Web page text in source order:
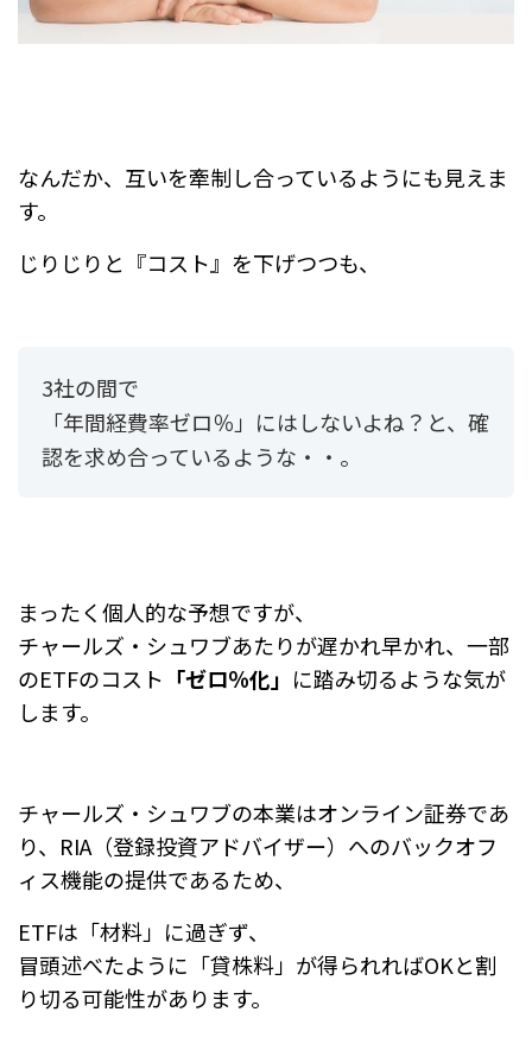
なんだか、互いを牽制し合っているようにも見えま
す。
じりじりと『コスト』を下げつつも、
3社の間で
「年間経費率ゼロ％」にはしないよね？と、確
認を求め合っているような・・。
まったく個人的な予想ですが、
チャールズ・シュワブあたりが遅かれ早かれ、 一部
のETFのコスト 「ゼロ％化」 に踏み切るような気が
します。
チャールズ・シュワブの本業はオンライン証券であ
り、 RIA（登録投資アドバイザー）へのバックオフ
ィス機能の提供であるため、
ETFは「材料」に過ぎず、
冒頭述べたように「貸株料」が得られればOKと割
り切る可能性があります。